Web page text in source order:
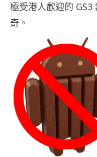
極受港人歡迎的
奇。